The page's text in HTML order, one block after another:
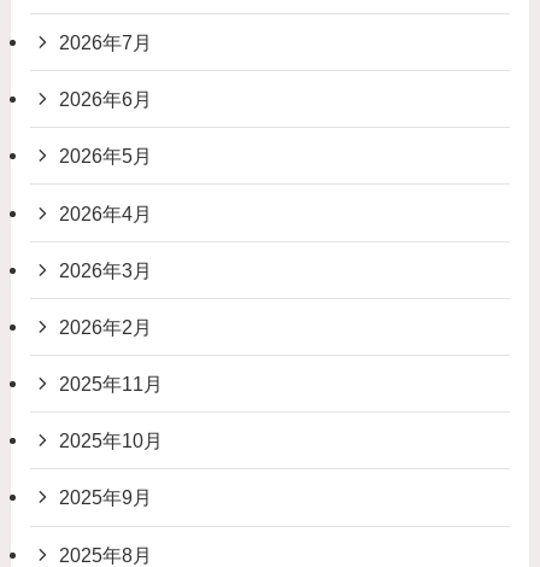
2026年7月
2026年6月
2026年5月
2026年4月
2026年3月
2026年2月
2025年11月
2025年10月
2025年9月
2025年8月